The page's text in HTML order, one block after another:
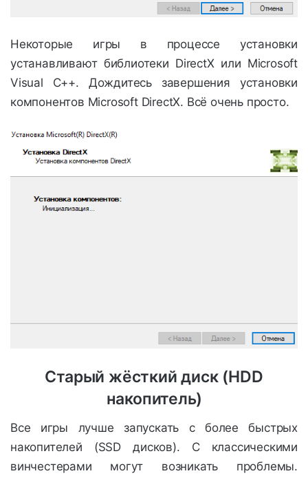
Некоторые игры в процессе установки
устанавливают библиотеки DirectX или Microsoft
Visual C++. Дождитесь завершения установки
компонентов Microsoft DirectX. Всё очень просто.
Старый жёсткий диск (HDD
накопитель)
Все игры лучше запускать с более быстрых
накопителей (SSD дисков). С классическими
винчестерами могут возникать проблемы.